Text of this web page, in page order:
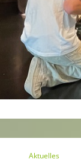
Aktuelles